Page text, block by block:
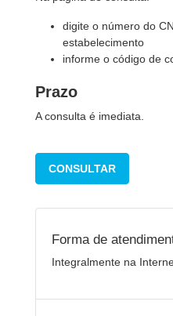
digite o número do
estabelecimento
informe o código de
Prazo
A consulta é imediata.
CONSULTAR
Forma de
Integralmente na